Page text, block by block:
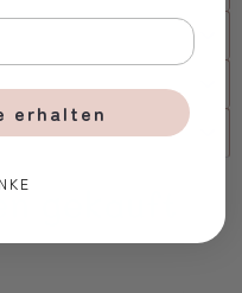
gekauft
erhalten